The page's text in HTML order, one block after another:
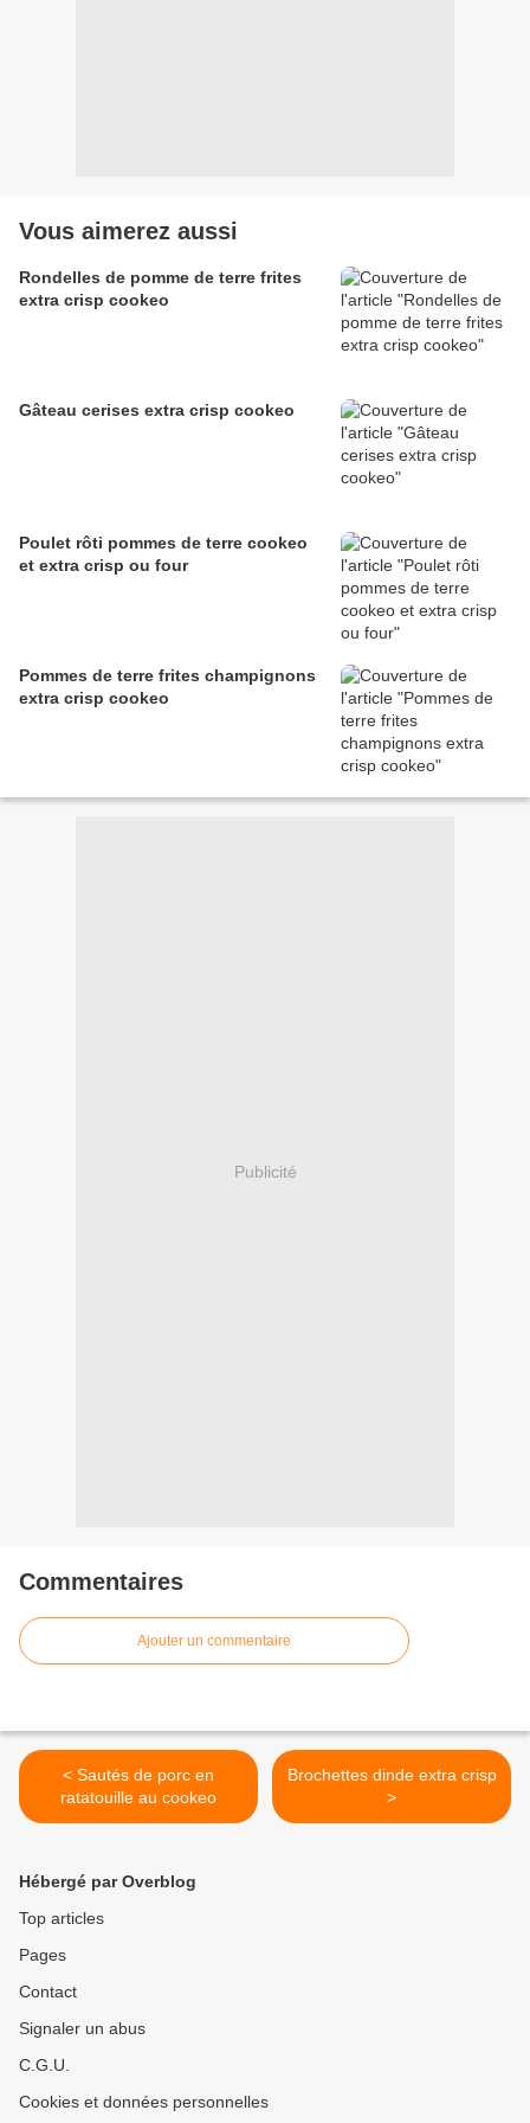
Vous aimerez aussi
Rondelles de pomme de terre frites
extra crisp cookeo
Gâteau cerises extra crisp cookeo
Poulet rôti pommes de terre cookeo
et extra crisp ou four
Pommes de terre frites champignons
extra crisp cookeo
Publicité
Commentaires
Ajouter un commentaire
< Sautés de porc en
ratatouille au cookeo
Brochettes dinde extra crisp
>
Hébergé par Overblog
Top articles
Pages
Contact
Signaler un abus
C.G.U.
Cookies et données personnelles